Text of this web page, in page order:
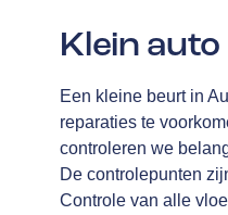
Klein
Een kleine beurt in
reparaties te
controleren we
De controlepunten
Controle van alle